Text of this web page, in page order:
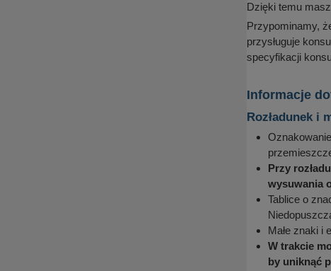
Dzięki temu
Przypominamy,
przysługuje
specyfikacji
Informacje
Rozładunek i
Przy
wysuwania
Tablice o
Małe znaki i
W trakcie
by uniknąć